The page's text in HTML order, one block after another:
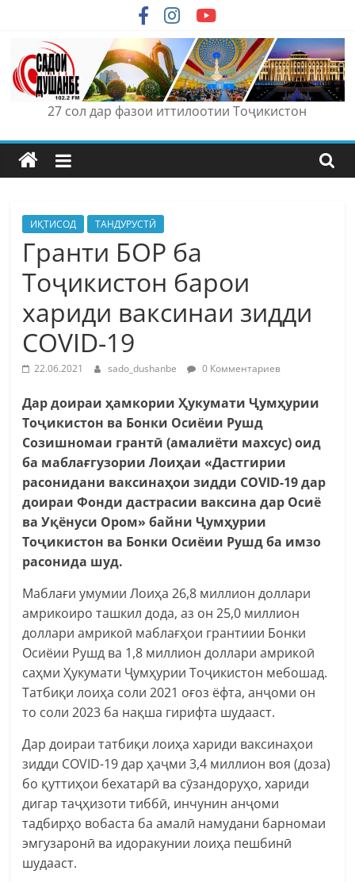
content
27 сол дар фазои иттилоотии Тоҷикистон
ИҚТИСОД ТАНДУРУСТӢ
Гранти БОР ба
Тоҷикистон барои
хариди ваксинаи зидди
COVID-19
22.06.2021 sado_dushanbe 0 Комментариев
Дар доираи ҳамкории Ҳукумати Ҷумҳурии
Тоҷикистон ва Бонки Осиёии Рушд
Созишномаи грантӣ (амалиёти махсус) оид
ба маблағгузории Лоиҳаи «Дастгирии
расонидани ваксинаҳои зидди COVID-19 дар
доираи Фонди дастрасии ваксина дар Осиё
ва Уқёнуси Ором» байни Ҷумҳурии
Тоҷикистон ва Бонки Осиёии Рушд ба имзо
расонида шуд.
Маблағи умумии Лоиҳа 26,8 миллион доллари
амрикоиро ташкил дода, аз он 25,0 миллион
доллари амрикоӣ маблағҳои грантиии Бонки
Осиёии Рушд ва 1,8 миллион доллари амрикоӣ
саҳми Ҳукумати Ҷумҳурии Тоҷикистон мебошад.
Татбиқи лоиҳа соли 2021 оғоз ёфта, анҷоми он
то соли 2023 ба нақша гирифта шудааст.
Дар доираи татбиқи лоиҳа хариди ваксинаҳои
зидди COVID-19 дар ҳаҷми 3,4 миллион воя (доза)
бо қуттиҳои бехатарӣ ва сӯзандоруҳо, хариди
дигар таҷҳизоти тиббӣ, инчунин анҷоми
тадбирҳо вобаста ба амалӣ намудани барномаи
эмгузаронӣ ва идоракунии лоиҳа пешбинӣ
шудааст.